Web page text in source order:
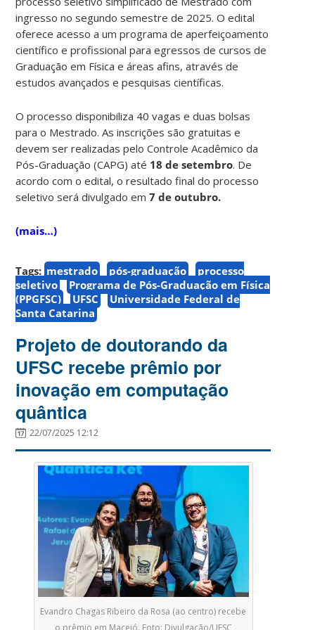
ingresso no segundo semestre de 2025. O edital
oferece acesso a um programa de aperfeiçoamento
científico e profissional para egressos de cursos de
Graduação em Física e áreas afins, através de
estudos avançados e pesquisas científicas.
O processo disponibiliza 40 vagas e duas bolsas
para o Mestrado. As inscrições são gratuitas e
devem ser realizadas pelo Controle Acadêmico da
Pós-Graduação (CAPG) até 18 de setembro. De
acordo com o edital, o resultado final do processo
seletivo será divulgado em7 de outubro.
(mais…)
Tags: mestrado pós-graduação
processo
seletivo
Programa de Pós-Graduação em Física
(PPGFSC)
UFSC
Universidade Federal de
Santa Catarina
Projeto de doutorando da
UFSC recebe prêmio por
inovação em computação
quântica
22/07/2025 12:12
Evandro Chagas Ribeiro da Rosa (ao centro) recebe
o prêmio em Maceió. Foto: Divulgação/UFSC